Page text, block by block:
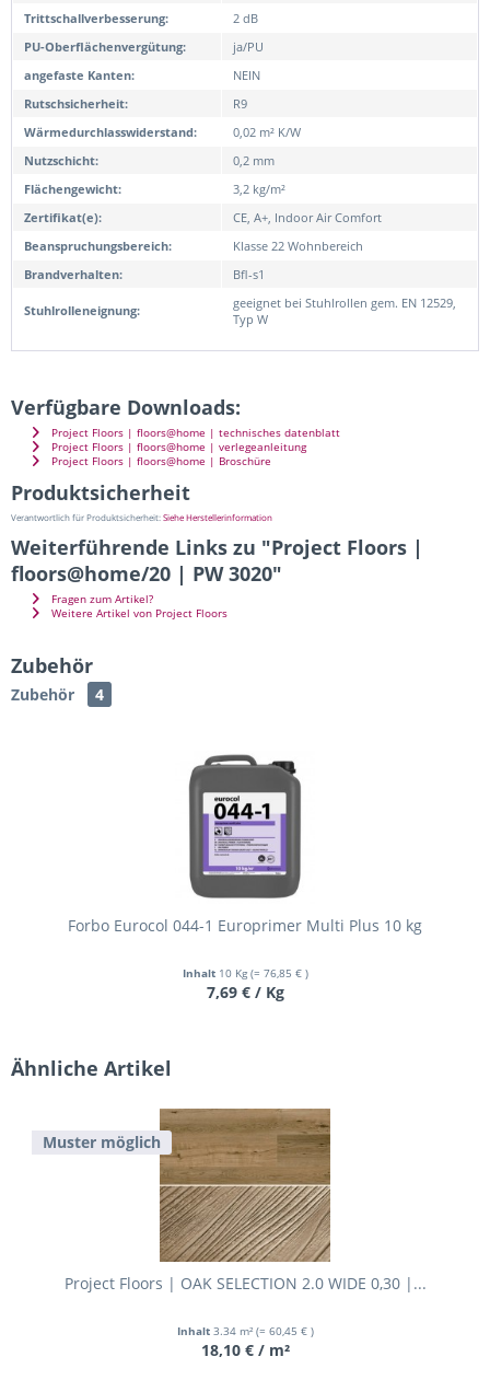
Trittschallverbesserung:
2 dB
PU-Oberflächenvergütung:
ja/PU
angefaste Kanten:
NEIN
Rutschsicherheit:
R9
Wärmedurchlasswiderstand:
0,02 m² K/W
Nutzschicht:
0,2 mm
Flächengewicht:
3,2 kg/m²
Zertifikat(e):
CE, A+, Indoor Air Comfort
Beanspruchungsbereich:
Klasse 22 Wohnbereich
Brandverhalten:
Bfl-s1
Stuhlrolleneignung:
geeignet bei Stuhlrollen gem. EN 12529,
Typ W
Verfügbare Downloads:
Project Floors | floors@home | technisches datenblatt
Project Floors | floors@home | verlegeanleitung
Project Floors | floors@home | Broschüre
Produktsicherheit
Verantwortlich für Produktsicherheit:Siehe Herstellerinformation
Weiterführende Links zu "Project Floors |
floors@home/20 | PW 3020"
Fragen zum Artikel?
Weitere Artikel von Project Floors
Zubehör
Zubehör 4
Forbo Eurocol 044-1 Europrimer Multi Plus 10 kg
Inhalt 10 Kg (= 76,85 € )
7,69 € / Kg
Ähnliche Artikel
Muster möglich
Project Floors | OAK SELECTION 2.0 WIDE 0,30 |...
Inhalt 3.34 m² (= 60,45 € )
18,10 € / m²